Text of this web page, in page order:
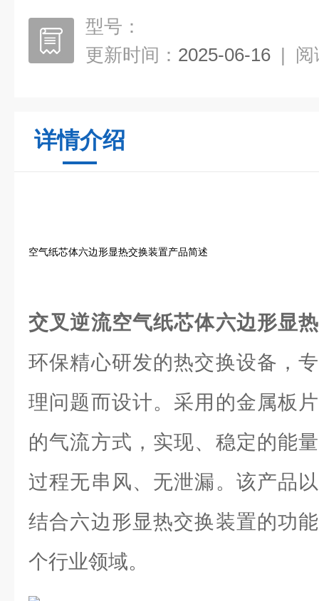
型号：
更新时间： 2025-06-16 | 阅
详情介绍
空气纸芯体六边形显热交换装置产品简述
交叉逆流空气纸芯体六边形显
环保精心研发的热交换设备，
理问题而设计。采用的金属板
的气流方式，实现、稳定的能
过程无串风、无泄漏。该产品
结合六边形显热交换装置的功
个行业领域。